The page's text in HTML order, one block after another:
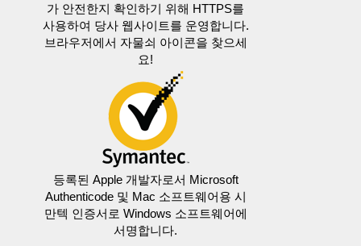
가 안전한지 확인하기 위해 HTTPS를
사용하여 당사 웹사이트를 운영합니다.
브라우저에서 자물쇠 아이콘을 찾으세
요!
등록된 Apple 개발자로서 Microsoft
Authenticode 및 Mac 소프트웨어용 시
만텍 인증서로 Windows 소프트웨어에
서명합니다.